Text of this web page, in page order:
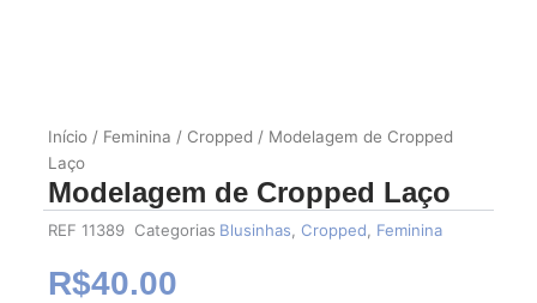
Início / Feminina / Cropped / Modelagem de Cropped
Laço
Modelagem de Cropped Laço
REF 11389 Categorias Blusinhas, Cropped, Feminina
R$40.00